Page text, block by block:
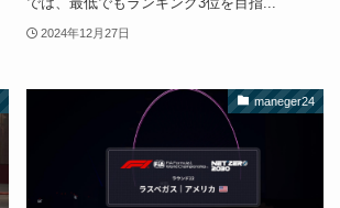
2024年12月27日
maneger24